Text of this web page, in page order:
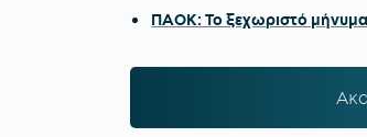
ΠΑΟΚ: Το ξεχωριστό μήνυμα